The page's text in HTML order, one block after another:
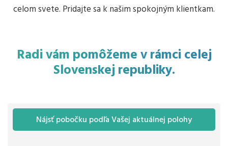
celom svete. Pridajte sa k našim spokojným klientkam.
Radi vám pomôžeme v rámci celej
Slovenskej republiky.
Nájsť pobočku podľa Vašej aktuálnej polohy